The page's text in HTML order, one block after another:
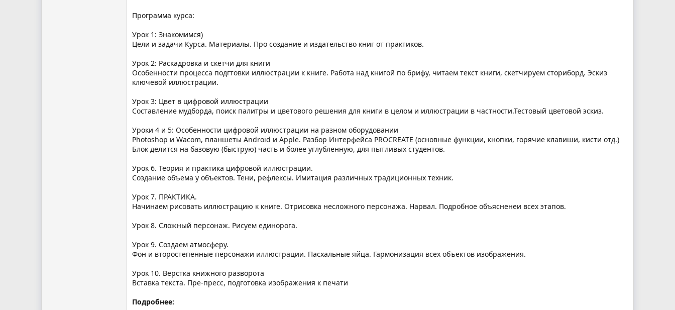
Программа курса:
Урок 1: Знакомимся)
Цели и задачи Курса. Материалы. Про создание и издательство книг от практиков.
Урок 2: Раскадровка и скетчи для книги
Особенности процесса подгтовки иллюстрации к книге. Работа над книгой по брифу, читаем текст книги, скетчируем сториборд. Эскиз
ключевой иллюстрации.
Урок 3: Цвет в цифровой иллюстрации
Составление мудборда, поиск палитры и цветового решения для книги в целом и иллюстрации в частности.Тестовый цветовой эскиз.
Уроки 4 и 5: Особенности цифровой иллюстрации на разном оборудовании
Photoshop и Wacom, планшеты Android и Apple. Разбор Интерфейса PROCREATE (основные функции, кнопки, горячие клавиши, кисти отд.)
Блок делится на базовую (быструю) часть и более углубленную, для пытливых студентов.
Урок 6. Теория и практика цифровой иллюстрации.
Создание объема у объектов. Тени, рефлексы. Имитация различных традиционных техник.
Урок 7. ПРАКТИКА.
Начинаем рисовать иллюстрацию к книге. Отрисовка несложного персонажа. Нарвал. Подробное объясненеи всех этапов.
Урок 8. Сложный персонаж. Рисуем единорога.
Урок 9. Создаем атмосферу.
Фон и второстепенные персонажи иллюстрации. Пасхальные яйца. Гармонизация всех объектов изображения.
Урок 10. Верстка книжного разворота
Вставка текста. Пре-пресс, подготовка изображения к печати
Подробнее: